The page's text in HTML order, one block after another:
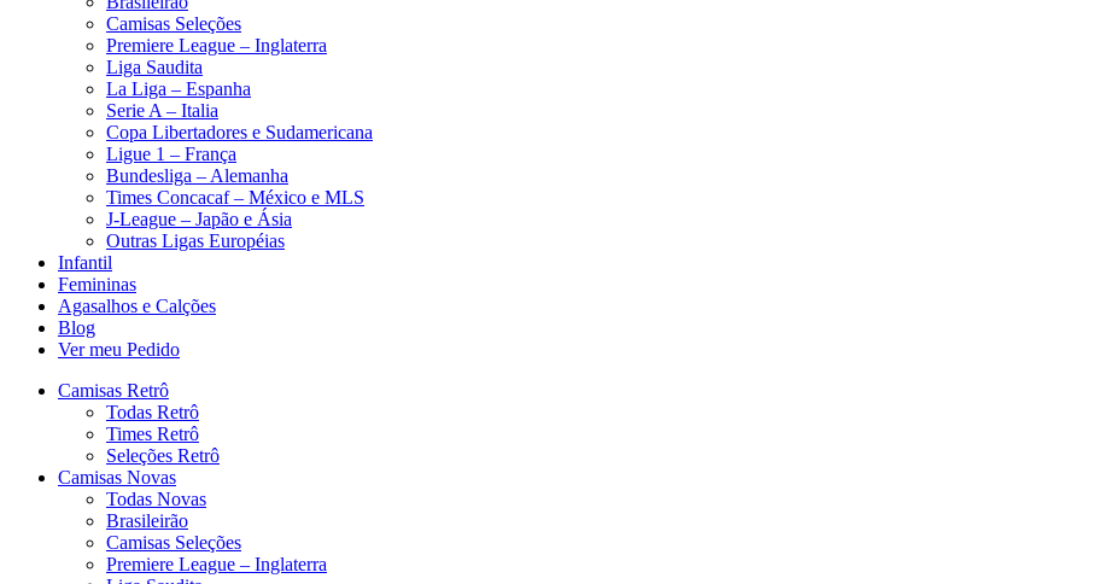
Camisas Seleções
Premiere League – Inglaterra
Liga Saudita
La Liga – Espanha
Serie A – Italia
Copa Libertadores e Sudamericana
Ligue 1 – França
Bundesliga – Alemanha
Times Concacaf – México e MLS
J-League – Japão e Ásia
Outras Ligas Européias
Infantil
Femininas
Agasalhos e Calções
Blog
Ver meu Pedido
Camisas Retrô
Todas Retrô
Times Retrô
Seleções Retrô
Camisas Novas
Todas Novas
Brasileirão
Camisas Seleções
Premiere League – Inglaterra